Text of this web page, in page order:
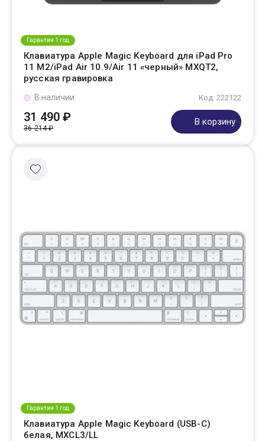
Гарантия 1 год
Клавиатура Apple Magic Keyboard для iPad Pro
11 M2/iPad Air 10.9/Air 11 «черный» MXQT2,
русская гравировка
Код: 222122
В наличии
31 490 ₽
36 214 ₽
В корзину
Гарантия 1 год
Клавиатура Apple Magic Keyboard (USB-C)
белая, MXCL3/LL